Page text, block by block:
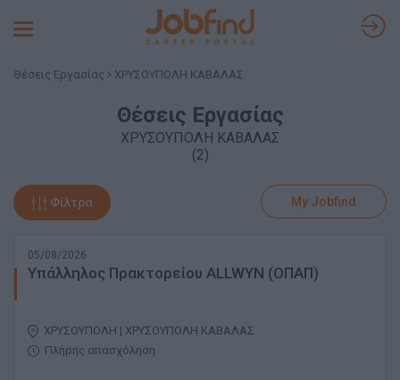
Toggle
Θέσεις Εργασίας ΧΡΥΣΟΥΠΟΛΗ ΚΑΒΑΛΑΣ
Θέσεις Εργασίας
ΧΡΥΣΟΥΠΟΛΗ ΚΑΒΑΛΑΣ
(2)
Φίλτρα My Jobfind
05/08/2026
Υπάλληλος Πρακτορείου ALLWYN (ΟΠΑΠ)
ΧΡΥΣΟΥΠΟΛΗ | ΧΡΥΣΟΥΠΟΛΗ ΚΑΒΑΛΑΣ
Πλήρης απασχόληση